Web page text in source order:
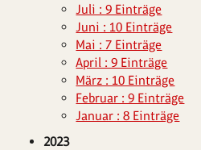
Juli : 9 Einträge
Juni : 10 Einträge
Mai : 7 Einträge
April : 9 Einträge
März : 10 Einträge
Februar : 9 Einträge
Januar : 8 Einträge
2023